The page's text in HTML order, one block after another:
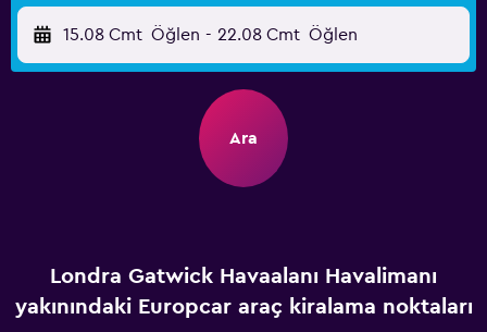
15.08 Cmt Öğlen - 22.08 Cmt Öğlen
Ara
Londra Gatwick Havaalanı Havalimanı
yakınındaki Europcar araç kiralama noktaları